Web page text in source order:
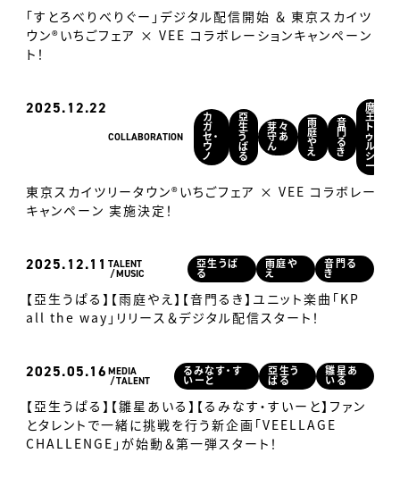
「すとろべりべりぐー」デジタル配信開始 ＆ 東京スカイツリ
ウン®いちごフェア × VEE コラボレーションキャンペーン ス
ト！
2025 12.22
COLLABORATION
カ
ガ
セ・
ウ
ノ
亞
生
う
ぱ
る
芽々
守あ
ん
雨
庭
や
え
音
門
る
き
魔
王
ト
ゥ
ル
シ
ー
東京スカイツリータウン®いちごフェア × VEE コラボレーシ
キャンペーン 実施決定！
2025 12.11 TALENT
MUSIC
亞生うぱ
る
雨庭や
え
音門る
き
【亞生うぱる】【雨庭やえ】【音門るき】ユニット楽曲「KP
all the way」リリース＆デジタル配信スタート！
2025 05.16 MEDIA
TALENT
るみなす・す
いーと
亞生う
ぱる
雛星あ
いる
【亞生うぱる】【雛星あいる】【るみなす・すいーと】ファン
とタレントで一緒に挑戦を行う新企画「VEELLAGE
CHALLENGE」が始動＆第一弾スタート！